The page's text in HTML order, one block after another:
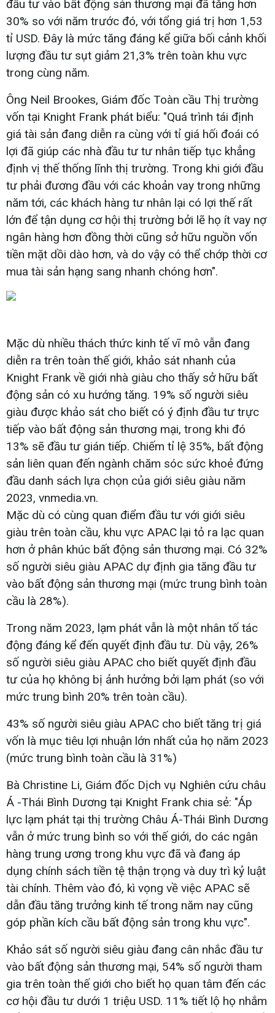
đầu tư vào bất động sản thương mại đã tăng hơn
30% so với năm trước đó, với tổng giá trị hơn 1,53
tỉ USD. Đây là mức tăng đáng kể giữa bối cảnh khối
lượng đầu tư sụt giảm 21,3% trên toàn khu vực
trong cùng năm.
Ông Neil Brookes, Giám đốc Toàn cầu Thị trường
vốn tại Knight Frank phát biểu: "Quá trình tái định
giá tài sản đang diễn ra cùng với tỉ giá hối đoái có
lợi đã giúp các nhà đầu tư tư nhân tiếp tục khẳng
định vị thế thống lĩnh thị trường. Trong khi giới đầu
tư phải đương đầu với các khoản vay trong những
năm tới, các khách hàng tư nhân lại có lợi thế rất
lớn để tận dụng cơ hội thị trường bởi lẽ họ ít vay nợ
ngân hàng hơn đồng thời cũng sở hữu nguồn vốn
tiền mặt dồi dào hơn, và do vậy có thể chớp thời cơ
mua tài sản hạng sang nhanh chóng hơn".
Mặc dù nhiều thách thức kinh tế vĩ mô vẫn đang
diễn ra trên toàn thế giới, khảo sát nhanh của
Knight Frank về giới nhà giàu cho thấy sở hữu bất
động sản có xu hướng tăng. 19% số người siêu
giàu được khảo sát cho biết có ý định đầu tư trực
tiếp vào bất động sản thương mại, trong khi đó
13% sẽ đầu tư gián tiếp. Chiếm tỉ lệ 35%, bất động
sản liên quan đến ngành chăm sóc sức khoẻ đứng
đầu danh sách lựa chọn của giới siêu giàu năm
2023, vnmedia.vn.
Mặc dù có cùng quan điểm đầu tư với giới siêu
giàu trên toàn cầu, khu vực APAC lại tỏ ra lạc quan
hơn ở phân khúc bất động sản thương mại. Có 32%
số người siêu giàu APAC dự định gia tăng đầu tư
vào bất động sản thương mại (mức trung bình toàn
cầu là 28%).
Trong năm 2023, lạm phát vẫn là một nhân tố tác
động đáng kể đến quyết định đầu tư. Dù vậy, 26%
số người siêu giàu APAC cho biết quyết định đầu
tư của họ không bị ảnh hưởng bởi lạm phát (so với
mức trung bình 20% trên toàn cầu).
43% số người siêu giàu APAC cho biết tăng trị giá
vốn là mục tiêu lợi nhuận lớn nhất của họ năm 2023
(mức trung bình toàn cầu là 31%)
Bà Christine Li, Giám đốc Dịch vụ Nghiên cứu châu
Á -Thái Bình Dương tại Knight Frank chia sẻ: "Áp
lực lạm phát tại thị trường Châu Á-Thái Bình Dương
vẫn ở mức trung bình so với thế giới, do các ngân
hàng trung ương trong khu vực đã và đang áp
dụng chính sách tiền tệ thận trọng và duy trì kỷ luật
tài chính. Thêm vào đó, kì vọng về việc APAC sẽ
dẫn đầu tăng trưởng kinh tế trong năm nay cũng
góp phần kích cầu bất động sản trong khu vực".
Khảo sát số người siêu giàu đang cân nhắc đầu tư
vào bất động sản thương mại, 54% số người tham
gia trên toàn thế giới cho biết họ quan tâm đến các
cơ hội đầu tư dưới 1 triệu USD. 11% tiết lộ họ nhắm